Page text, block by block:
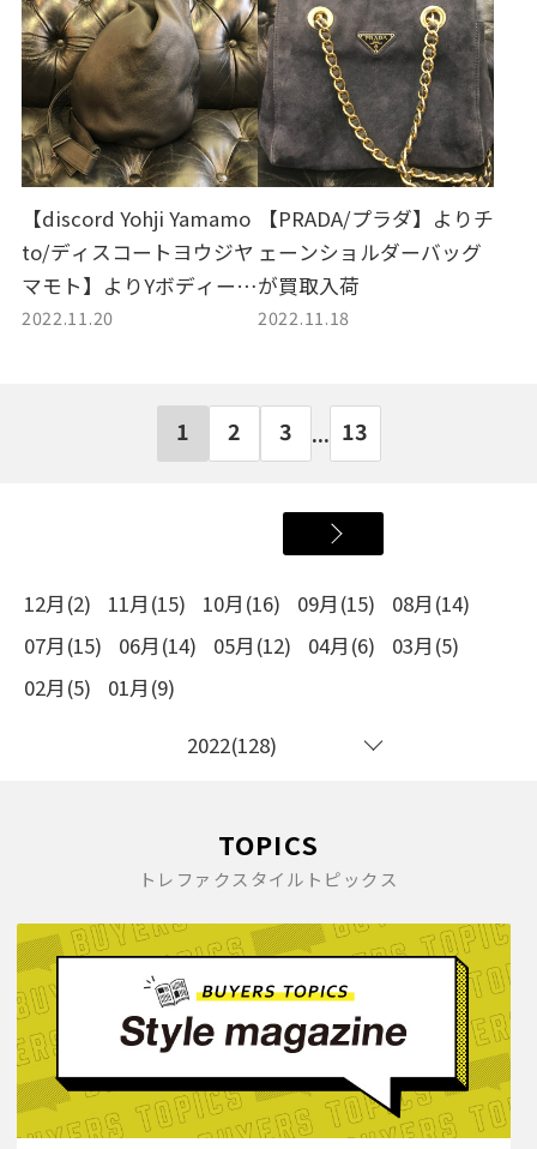
【discord Yohji Yamamo
to/ディスコートヨウジヤ
マモト】よりYボディーバ
ッグが買取入荷
2022.11.20
【PRADA/プラダ】よりチ
ェーンショルダーバッグ
が買取入荷
2022.11.18
1 2 3 ... 13
12月(2) 11月(15) 10月(16) 09月(15)
08月(14)
07月(15)
06月(14) 05月(12) 04月(6)
03月(5)
02月(5)
01月(9)
2022(128)
TOPICS
トレファクスタイルトピックス